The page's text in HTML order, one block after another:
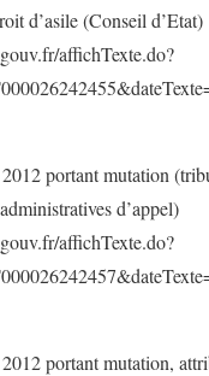
d’asile (Conseil d’Etat)
affichTexte.do?
portant mutation
d’appel)
affichTexte.do?
portant mutation,